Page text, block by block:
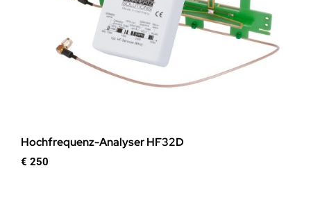
Hochfrequenz-Analyser HF32D
€ 250